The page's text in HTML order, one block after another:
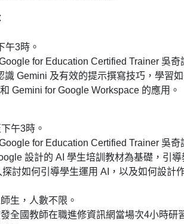
午3時。
for Education Certified Trainer 吳奇
Gemini 及有效的提示撰寫技巧，學習
Gemini for Google Workspace 的應用。
午3時。
for Education Certified Trainer 吳奇
設計的 AI 學生培訓教材為基礎，引
討如何引導學生運用 AI，以及如何設計
生，人數不限。
全國教師在職進修資訊網當場次4小時研